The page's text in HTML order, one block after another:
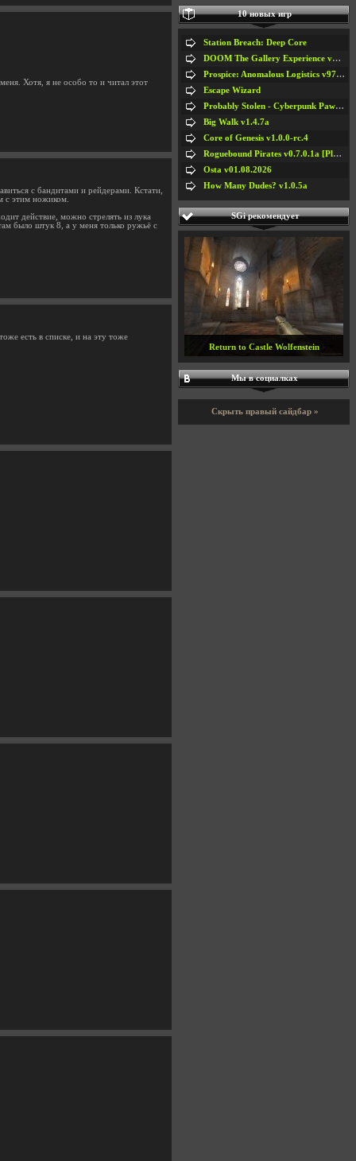
Хотя, я не особо то и читал этот
с бандитами и рейдерами. Кстати,
с этим ножиком.
действие, можно стрелять из лука
было штук 8, а у меня только ружьё с
есть в списке, и на эту тоже
10 новых игр
Station Breach: Deep Core
DOOM The Gallery Experience v1.4.2
Prospice: Anomalous Logistics v97 [Playtest]
Escape Wizard
Probably Stolen - Cyberpunk Pawnshop Simulator v048c [Playtest]
Big Walk v1.4.7a
Core of Genesis v1.0.0-rc.4
Roguebound Pirates v0.7.0.1a [Playtest]
Osta v01.08.2026
How Many Dudes? v1.0.5a
SGi рекомендует
Return to Castle Wolfenstein
Мы в социалках
Скрыть правый сайдбар »